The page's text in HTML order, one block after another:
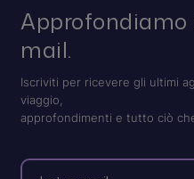
Approfondiamo
mail.
Iscriviti per ricevere gli ultimi
viaggio,
approfondimenti e tutto ciò